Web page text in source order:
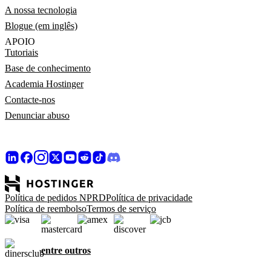
A nossa tecnologia
Blogue (em inglês)
APOIO
Tutoriais
Base de conhecimento
Academia Hostinger
Contacte-nos
Denunciar abuso
Política de pedidos NPRDPolítica de privacidade
Política de reembolsoTermos de serviço
entre outros